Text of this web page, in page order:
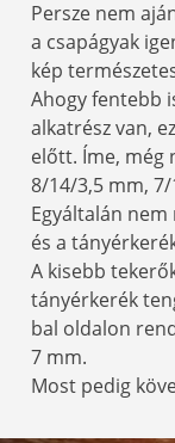
Persze nem
a csapágyak
kép
Ahogy fentebb
alkatrész van,
előtt. Íme, még
8/14/3,5 mm,
Egyáltalán
és a
A kisebb
tányérkerék
bal oldalon
7 mm.
Most pedig